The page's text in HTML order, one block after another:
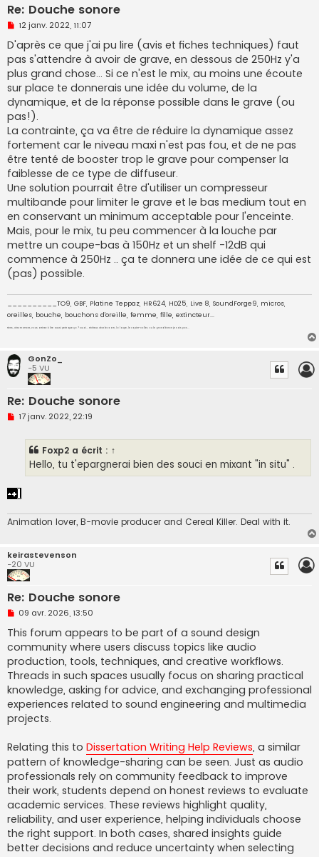
Re: Douche sonore
M
s
s
a
g
e
n
o
n
l
u
12 janv. 2022, 11:07
D'après ce que j'ai pu lire (avis et fiches techniques) faut
pas s'attendre à avoir de grave, en dessous de 250Hz y'a
plus grand chose... Si ce n'est le mix, au moins une écoute
sur place te donnerais une idée du volume, de la
dynamique, et de la réponse possible dans le grave (ou
pas!).
La contrainte, ça va être de réduire la dynamique assez
fortement car le niveau maxi n'est pas fou, et de ne pas
être tenté de booster trop le grave pour compenser la
faiblesse de ce type de diffuseur.
Une solution pourrait être d'utiliser un compresseur
multibande pour limiter le grave et le bas medium tout en
en conservant un minimum acceptable pour l'enceinte.
Mais, pour le mix, tu peu commencer à la louche par
mettre un coupe-bas à 150Hz et un shelf -12dB qui
commence à 250Hz .. ça te donnera une idée de ce qui est
(pas) possible.
__________TO9, GBF, Platine Teppaz, HR624, HD25, Live 8, SoundForge9, micros,
oreilles, bouche, bouchons d'oreille, femme, fille, extincteur...
Tiens, c'est marrant, vous arrivez à lire aussi petit que ça ? Ouai... tricheur, c'est le zoom, la loupe, le copier-coller, ou le grand écran je sais pas...
GonZo_
-5 VU
Re: Douche sonore
M
o
n
u
17 janv. 2022, 22:19
Foxp2 a écrit : ↑
Hello, tu t'epargnerai bien des souci en mixant "in situ" .
Animation lover, B-movie producer and Cereal Killer. Deal with it.
keirastevenson
-20 VU
Re: Douche sonore
M
s
s
a
g
e
n
o
n
l
u
09 avr. 2026, 13:50
This forum appears to be part of a sound design
community where users discuss topics like audio
production, tools, techniques, and creative workflows.
Threads in such spaces usually focus on sharing practical
knowledge, asking for advice, and exchanging professional
experiences related to sound engineering and multimedia
projects.
Relating this to Dissertation Writing Help Reviews, a similar
pattern of knowledge-sharing can be seen. Just as audio
professionals rely on community feedback to improve
their work, students depend on honest reviews to evaluate
academic services. These reviews highlight quality,
reliability, and user experience, helping individuals choose
the right support. In both cases, shared insights guide
better decisions and reduce uncertainty when selecting